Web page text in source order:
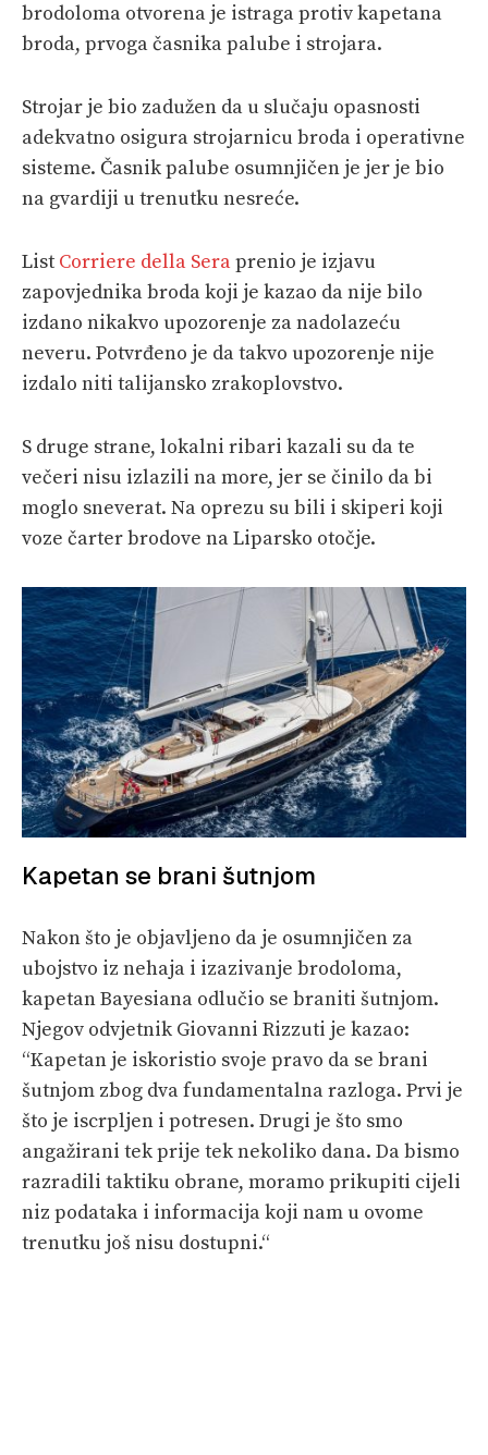
brodoloma otvorena je istraga protiv kapetana
broda, prvoga časnika palube i strojara.
Strojar je bio zadužen da u slučaju opasnosti
adekvatno osigura strojarnicu broda i operativne
sisteme. Časnik palube osumnjičen je jer je bio
na gvardiji u trenutku nesreće.
List Corriere della Seraprenio je izjavu
zapovjednika broda koji je kazao da nije bilo
izdano nikakvo upozorenje za nadolazeću
neveru. Potvrđeno je da takvo upozorenje nije
izdalo niti talijansko zrakoplovstvo.
S druge strane, lokalni ribari kazali su da te
večeri nisu izlazili na more, jer se činilo da bi
moglo sneverat. Na oprezu su bili i skiperi koji
voze čarter brodove na Liparsko otočje.
Kapetan se brani šutnjom
Nakon što je objavljeno da je osumnjičen za
ubojstvo iz nehaja i izazivanje brodoloma,
kapetan Bayesiana odlučio se braniti šutnjom.
Njegov odvjetnik Giovanni Rizzuti je kazao:
“Kapetan je iskoristio svoje pravo da se brani
šutnjom zbog dva fundamentalna razloga. Prvi je
što je iscrpljen i potresen. Drugi je što smo
angažirani tek prije tek nekoliko dana. Da bismo
razradili taktiku obrane, moramo prikupiti cijeli
niz podataka i informacija koji nam u ovome
trenutku još nisu dostupni.“